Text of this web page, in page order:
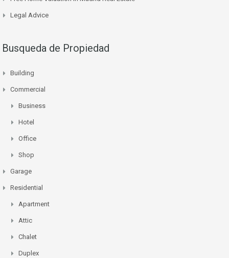
Legal Advice
Busqueda de Propiedad
Building
Commercial
Business
Hotel
Office
Shop
Garage
Residential
Apartment
Attic
Chalet
Duplex